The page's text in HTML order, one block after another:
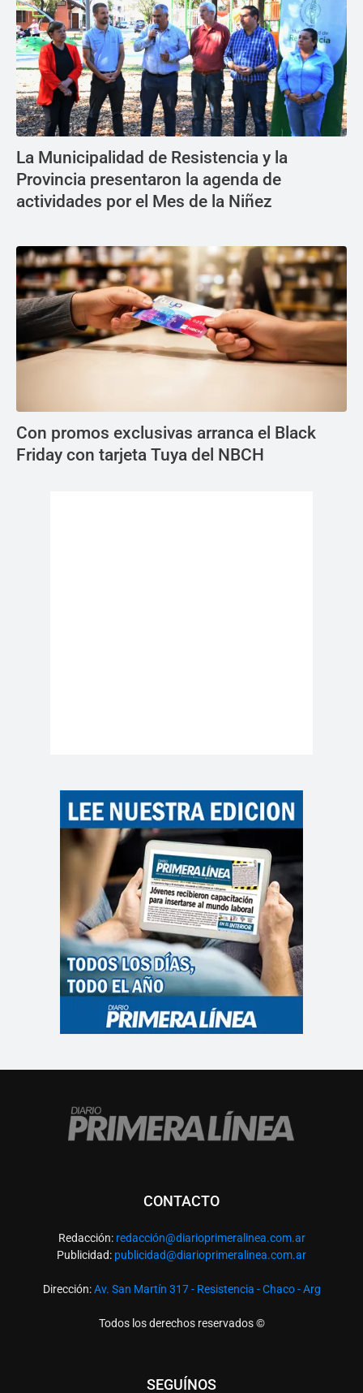
La Municipalidad de Resistencia y la
Provincia presentaron la agenda de
actividades por el Mes de la Niñez
Con promos exclusivas arranca el Black
Friday con tarjeta Tuya del NBCH
CONTACTO
Redacción: redacción@diarioprimeralinea.com.ar
Publicidad: publicidad@diarioprimeralinea.com.ar
Dirección:Av. San Martín 317 - Resistencia - Chaco - Arg
Todos los derechos reservados ©
SEGUÍNOS